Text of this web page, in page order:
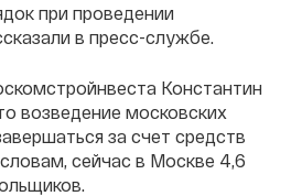
при проведении
в пресс-службе.
Константин
возведение московских
за счет средств
сейчас в Москве 4,6